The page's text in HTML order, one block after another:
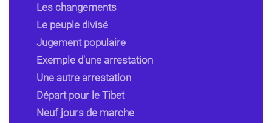
Les changements
Le peuple divisé
Jugement populaire
Exemple d'une arrestation
Une autre arrestation
Départ pour le Tibet
Neuf jours de marche